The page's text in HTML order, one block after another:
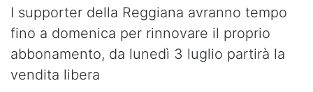
I supporter della Reggiana avranno tempo
fino a domenica per rinnovare il proprio
abbonamento, da lunedì 3 luglio partirà la
vendita libera